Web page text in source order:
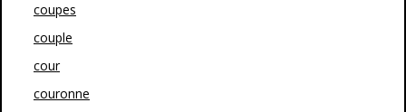
coupes
couple
cour
couronne